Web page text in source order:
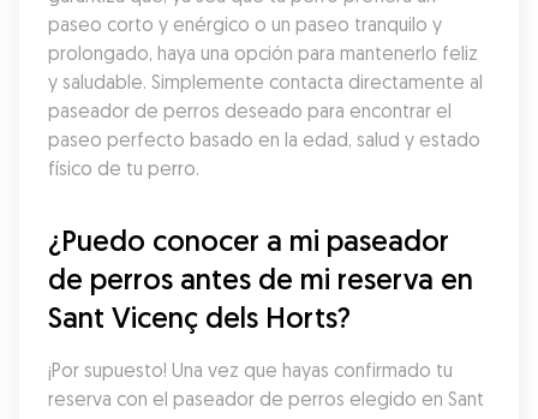
paseo corto y enérgico o un paseo tranquilo y
prolongado, haya una opción para mantenerlo feliz
y saludable. Simplemente contacta directamente al
paseador de perros deseado para encontrar el
paseo perfecto basado en la edad, salud y estado
físico de tu perro.
¿Puedo conocer a mi paseador
de perros antes de mi reserva en
Sant Vicenç dels Horts?
¡Por supuesto! Una vez que hayas confirmado tu
reserva con el paseador de perros elegido en Sant